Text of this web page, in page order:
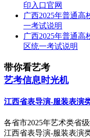
印入口官网
广西2025年普通
一考试说明
广西2025年普通高
区统一考试说明
带你看艺考
艺考信息时光机
江西省表导演-服装表演
各省市2025年艺术类省
江西省表导演-服装表演